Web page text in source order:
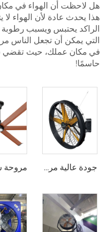
هل لاحظت أن الهواء في
هذا يحدث عادة لأن الهواء
الراكد يحتبس ويسبب رطوبة
التي يمكن أن تجعل الناس
في مكان عملك، حيث تقضي
حاسمًا!
جودة عالية مروحة جدارية صناعية بسرعة عالية للمخازن الصناعية